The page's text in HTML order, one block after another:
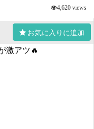
4,620 views
お気に入りに追加
激アツ🔥